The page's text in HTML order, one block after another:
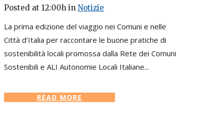
Posted at 12:00h in Notizie
La prima edizione del viaggio nei Comuni e nelle
Città d’Italia per raccontare le buone pratiche di
sostenibilità locali promossa dalla Rete dei Comuni
Sostenibili e ALI Autonomie Locali Italiane...
READ MORE